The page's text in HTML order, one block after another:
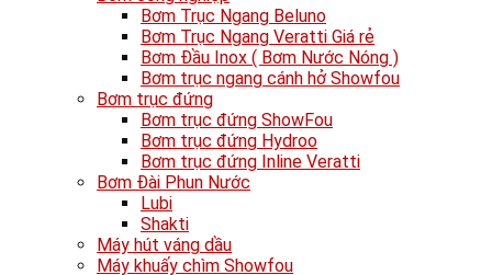
Bơm Trục Ngang Beluno
Bơm Trục Ngang Veratti Giá rẻ
Bơm Đầu Inox ( Bơm Nước Nóng )
Bơm trục ngang cánh hở Showfou
Bơm trục đứng
Bơm trục đứng ShowFou
Bơm trục đứng Hydroo
Bơm trục đứng Inline Veratti
Bơm Đài Phun Nước
Lubi
Shakti
Máy hút váng dầu
Máy khuấy chìm Showfou